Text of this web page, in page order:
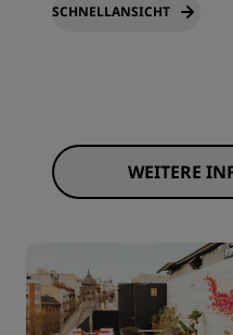
SCHNELLANSICHT
WEITERE